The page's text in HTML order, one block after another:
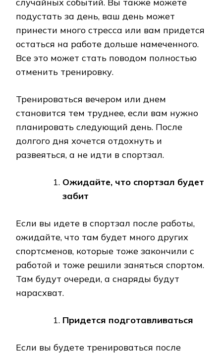
случайных событий. Вы также можете
подустать за день, ваш день может
принести много стресса или вам придется
остаться на работе дольше намеченного.
Все это может стать поводом полностью
отменить тренировку.
Тренироваться вечером или днем
становится тем труднее, если вам нужно
планировать следующий день. После
долгого дня хочется отдохнуть и
развеяться, а не идти в спортзал.
Ожидайте, что спортзал будет
забит
Если вы идете в спортзал после работы,
ожидайте, что там будет много других
спортсменов, которые тоже закончили с
работой и тоже решили заняться спортом.
Там будут очереди, а снаряды будут
нарасхват.
Придется подготавливаться
Если вы будете тренироваться после